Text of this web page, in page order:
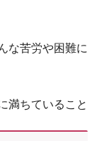
な苦労や困難に
満ちていること